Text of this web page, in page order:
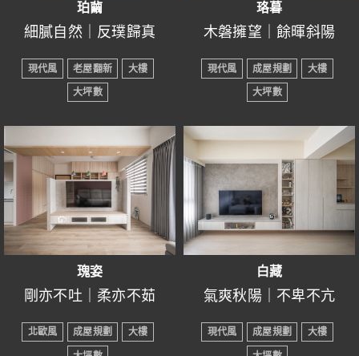
珀繭
細膩自然｜反璞歸真
● 設計風格：現代風
● 所在區域：桃園市
● 室內坪數：26坪
● 房屋格局：3+1房2廳2衛
● 裝潢屋況：老屋翻新
● 主要建材：鐵件、電動
麻將桌、木地板、六角
磚、花磚、鋁框門、人造
石、烤漆玻璃、清水模
漆、木地板、木百葉簾、
-----------------------------------
改頭換面，原來老屋也能
擁有全新設計感！
現代風 老屋翻新
大樓
大坪數
珞暮
木磐擁望｜餘暉斜陽
● 設計風格：現代風
● 所在區域：新竹市
● 室內坪數：24坪
● 房屋格局：3+1房2廳2衛
● 裝潢屋況：成屋規劃
● 主要建材：清玻璃、系
統櫃、木地板…
-----------------------------------
暮色漸藹，曖曖的微光匍
匐攀上窗檯，斜斜地從百
葉窗的斑馬線走進房裡，
似繻軟的米色針織毯一般
散漫地斜擺在駝黃皮革沙
發上。緊挨著沙發比鄰而
現代風 成屋規劃
大樓
大坪數
瑰姿
剛亦不吐｜柔亦不茹
● 設計風格：北歐風
● 所在區域：新竹縣竹東
北歐風 成屋規劃
大樓
白藏
氣爽秋陽｜不卑不亢
● 設計風格：現代風
● 所在區域：新竹縣竹東
現代風 成屋規劃
大樓